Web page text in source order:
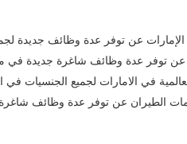
عن توفر عدة وظائف جديدة
عن توفر عدة وظائف شاغرة جديدة في
في الامارات لجميع الجنسيات في
الطيران عن توفر عدة وظائف شاغرة